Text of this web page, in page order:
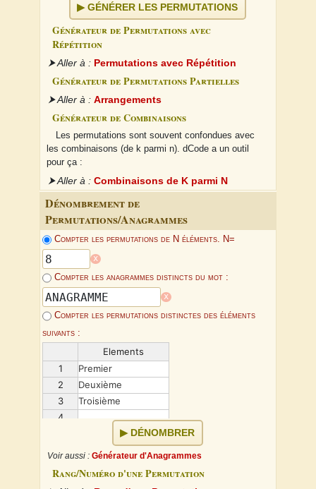
GÉNÉRER LES PERMUTATIONS
Générateur de Permutations avec
Répétition
⮞ Aller à : Permutations avec Répétition
Générateur de Permutations Partielles
⮞ Aller à : Arrangements
Générateur de Combinaisons
Les permutations sont souvent confondues avec
les combinaisons (de k parmi n). dCode a un outil
pour ça :
⮞ Aller à : Combinaisons de K parmi N
Dénombrement de
Permutations/Anagrammes
Compter les permutations de N éléments. N=
x
Compter les anagrammes distincts du mot :
x
Compter les permutations distinctes des éléments
suivants :
Premier
Deuxième
Troisième
Elements
1
2
3
4
DÉNOMBRER
Voir aussi : Générateur d'Anagrammes
Rang/Numéro d'une Permutation